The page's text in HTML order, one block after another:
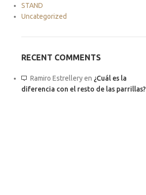
STAND
Uncategorized
RECENT COMMENTS
Ramiro Estrelleryen ¿Cuál es la
diferencia con el resto de las parrillas?